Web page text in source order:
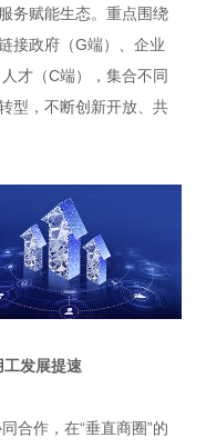
务赋能生态。重点围绕
接政府（G端）、企业
才（C端），集合不同
型，不断创新开放、共
工发展提速
合作，在“垂直商圈”的